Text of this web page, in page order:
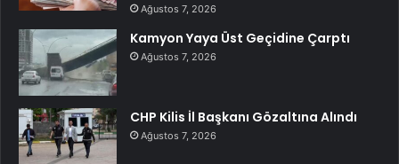
Ağustos 7, 2026
Kamyon Yaya Üst Geçidine Çarptı
Ağustos 7, 2026
CHP Kilis İl Başkanı Gözaltına Alındı
Ağustos 7, 2026